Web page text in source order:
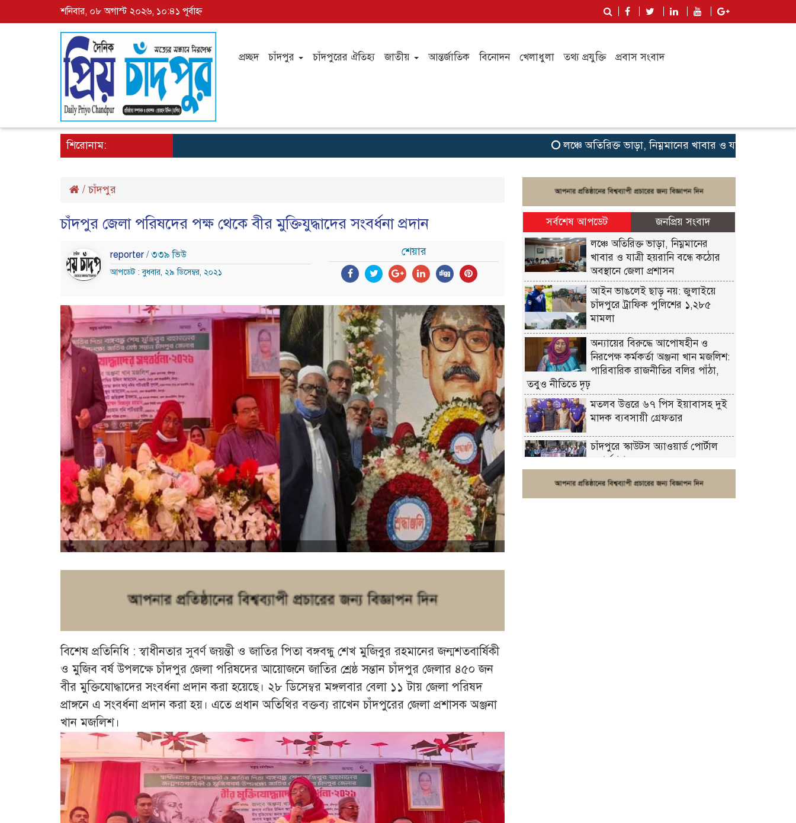
শনিবার, ০৮ অগাস্ট ২০২৬, ১০:৪১ পূর্বাহ্ন
প্রচ্ছদ চাঁদপুর চাঁদপুরের ঐতিহ্য জাতীয় আন্তর্জাতিক বিনোদন খেলাধুলা তথ্য প্রযুক্তি প্রবাস সংবাদ
শিরোনাম: লঞ্চে অতিরিক্ত ভাড়া, নিম্নমানের খাবার ও যাত্রী হয়রানি বন্ধে
/চাঁদপুর
চাঁদপুর জেলা পরিষদের পক্ষ থেকে বীর মুক্তিযুদ্ধাদের সংবর্ধনা প্রদান
reporter / ৩৩৯ ভিউ
আপডেট : বুধবার, ২৯ ডিসেম্বর, ২০২১
শেয়ার
বিশেষ প্রতিনিধি : স্বাধীনতার সুবর্ণ জয়ন্তী ও জাতির পিতা বঙ্গবন্ধু শেখ মুজিবুর রহমানের জন্মশতবার্ষিকী
ও মুজিব বর্ষ উপলক্ষে চাঁদপুর জেলা পরিষদের আয়োজনে জাতির শ্রেষ্ঠ সন্তান চাঁদপুর জেলার ৪৫০ জন
বীর মুক্তিযোদ্ধাদের সংবর্ধনা প্রদান করা হয়েছে। ২৮ ডিসেম্বর মঙ্গলবার বেলা ১১ টায় জেলা পরিষদ
প্রাঙ্গনে এ সংবর্ধনা প্রদান করা হয়। এতে প্রধান অতিথির বক্তব্য রাখেন চাঁদপুরের জেলা প্রশাসক অঞ্জনা
খান মজলিশ।
সর্বশেষ আপডেট
জনপ্রিয় সংবাদ
লঞ্চে অতিরিক্ত ভাড়া, নিম্নমানের
খাবার ও যাত্রী হয়রানি বন্ধে কঠোর
অবস্থানে জেলা প্রশাসন
আইন ভাঙলেই ছাড় নয়: জুলাইয়ে
চাঁদপুরে ট্রাফিক পুলিশের ১,২৮৫
মামলা
অন্যায়ের বিরুদ্ধে আপোষহীন ও
নিরপেক্ষ কর্মকর্তা অঞ্জনা খান মজলিশ:
পারিবারিক রাজনীতির বলির পাঁঠা,
তবুও নীতিতে দৃঢ়
মতলব উত্তরে ৬৭ পিস ইয়াবাসহ দুই
মাদক ব্যবসায়ী গ্রেফতার
চাঁদপুরে স্কাউটস অ্যাওয়ার্ড পোর্টাল
ওয়ার্কশপ
ফরিদগঞ্জে চুরির আতঙ্ক: এক সপ্তাহে
২০টির বেশি ঘটনা, নিরাপত্তাহীনতায়